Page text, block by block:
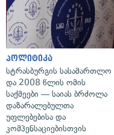
პოლიტიკა
სტრასბურგის სასამართლო
და 2008 წლის ომის
საქმეები — საიას ბრძოლა
დაზარალებულთა
უფლებებისა და
კომპენსაციებისთვის